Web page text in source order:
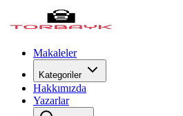
Makaleler
Kategoriler
Hakkımızda
Yazarlar